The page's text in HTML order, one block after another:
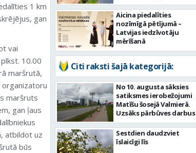
1 km
gan
vai
10.00
maršrutā,
organizatoru
maršruts
gan ļaus
atbildot uz
būs
Aicina piedalīties
nozīmīgā pētījumā –
Latvijas iedzīvotāju
mērīšanā
Citi raksti šajā kategorijā:
No 10. augusta sāksies
satiksmes ierobežojumi
Matīšu šosejā Valmierā.
Uzsāks pārbūves darbus
Sestdien daudzviet
īslaicīgi līs